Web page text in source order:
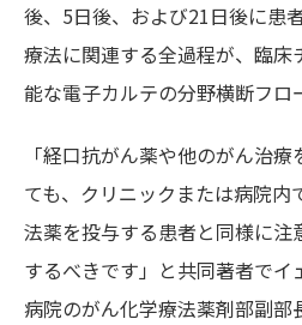
後、5日後、および21日後に患
療法に関連する全過程が、臨床
能な電子カルテの分野横断フロ
「経口抗がん薬や他のがん治
ても、クリニックまたは病院内
法薬を投与する患者と同様に
するべきです」と共同著者で
病院のがん化学療法薬剤部副